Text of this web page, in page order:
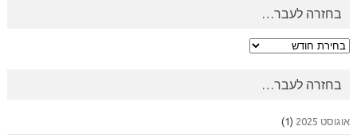
בחזרה לעבר…
בחזרה
בחזרה לעבר…
אוגוסט 2025 (1)